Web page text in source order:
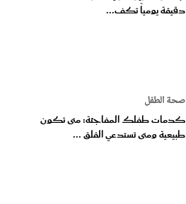
دقيقة يومياً تكف...
صحة الطفل
كدمات طفلك المفاجئة: متى تكون
طبيعية ومتى تستدعي القلق ...